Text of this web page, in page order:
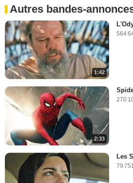
Autres bandes-
1:42
564
2:33
270
Les
79